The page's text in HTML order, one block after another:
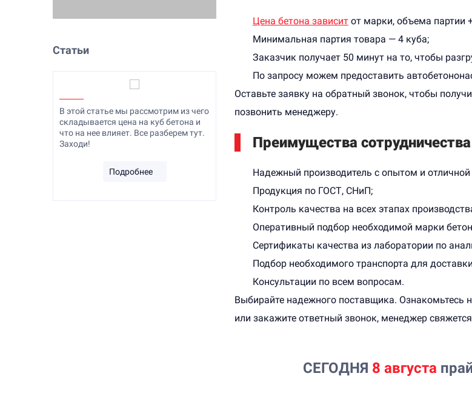
Цена бетона зависит от марки, объема партии
Минимальная партия товара — 4 куба;
Заказчик получает 50 минут на то, чтобы
По запросу можем предоставить
Оставьте заявку на обратный звонок, чтобы
позвонить менеджеру.
Преимущества
Надежный производитель с опытом и отличной
Продукция по ГОСТ, СНиП;
Контроль качества на всех этапах
Оперативный подбор необходимой марки
Сертификаты качества из лаборатории по
Подбор необходимого транспорта для
Консультации по всем вопросам.
Выбирайте надежного поставщика. Ознакомьтесь
или закажите ответный звонок, менеджер
СЕГОДНЯ 8 августа
Статьи
В этой статье мы рассмотрим из чего
складывается цена на куб бетона и
что на нее влияет. Все разберем тут.
Заходи!
Подробнее
Что нужно знать об уходе за бетоном
служил долго. Все секреты разберем
тут. Заходи!
Подробнее
Заходи!